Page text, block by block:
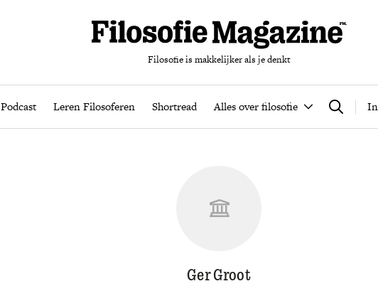
Filosofie is makkelijker als je denkt
Podcast Leren Filosoferen Shortread Alles over filosofie Zoeken
Evenementen Podcast Leren Filosoferen Shortread Alles over
Ger Groot